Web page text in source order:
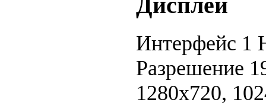
Интерфейс 1
Разрешение
1280x720,